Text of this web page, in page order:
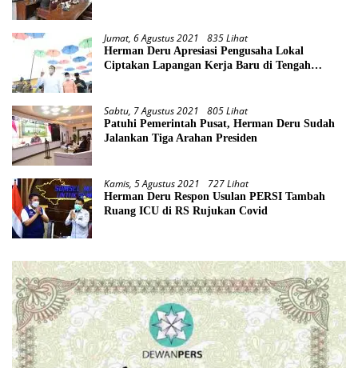
Jumat, 6 Agustus 2021 835 Lihat
Herman Deru Apresiasi Pengusaha Lokal
Ciptakan Lapangan Kerja Baru di Tengah
Sabtu, 7 Agustus 2021 805 Lihat
Patuhi Pemerintah Pusat, Herman Deru Sudah
Jalankan Tiga Arahan Presiden
Kamis, 5 Agustus 2021 727 Lihat
Herman Deru Respon Usulan PERSI Tambah
Ruang ICU di RS Rujukan Covid